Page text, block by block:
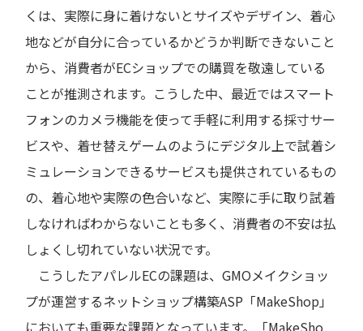
くは、実際に身に着けないとサイズやデザイン、着心
地などが自分に合っているかどうか判断できないこと
から、消費者がECショップでの購買を敬遠している
ことが推測されます。こうした中、最近ではスマート
フォンのカメラ機能を使って手軽に利用する採寸サー
ビスや、着せ替えゲームのようにデジタル上で試着シ
ミュレーションできるサービスも提供されているもの
の、着心地や実際の色合いなど、実際に手に取り試着
しなければわからないことも多く、消費者の不安は払
しょくし切れていない状況です。
こうしたアパレルECの課題は、GMOメイクショッ
プが運営するネットショップ構築ASP「MakeShop」
においても重要な課題となっています。「MakeSho